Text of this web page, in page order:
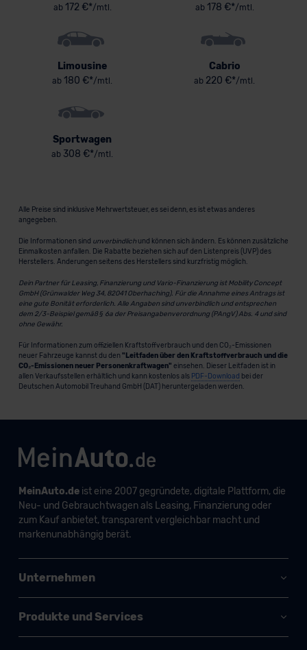
ab172 €*/mtl. ab178 €*/mtl.
Limousine
ab 180 €*/mtl.
Cabrio
ab 220 €*/mtl.
Sportwagen
ab 308 €*/mtl.
Alle Preise sind inklusive Mehrwertsteuer, es sei denn, es ist etwas anderes
angegeben.
Die Informationen sind unverbindlichund können sich ändern. Es können zusätzliche
Einmalkosten anfallen. Die Rabatte beziehen sich auf den Listenpreis (UVP) des
Herstellers. Änderungen seitens des Herstellers sind kurzfristig möglich.
Dein Partner für Leasing, Finanzierung und Vario-Finanzierung ist Mobility Concept
GmbH (Grünwalder Weg 34, 82041 Oberhaching). Für die Annahme eines Antrags ist
eine gute Bonität erforderlich. Alle Angaben sind unverbindlich und entsprechen
dem 2/3-Beispiel gemäß § 6a der Preisangabenverordnung (PAngV) Abs. 4 und sind
ohne Gewähr.
Für Informationen zum offiziellen Kraftstoffverbrauch und den CO₂-Emissionen
neuer Fahrzeuge kannst du den "Leitfaden über den Kraftstoffverbrauch und die
CO₂-Emissionen neuer Personenkraftwagen" einsehen. Dieser Leitfaden ist in
allen Verkaufsstellen erhältlich und kann kostenlos als PDF-Download bei der
Deutschen Automobil Treuhand GmbH (DAT) heruntergeladen werden.
MeinAuto.deist eine 2007 gegründete, digitale Plattform, die
Neu- und Gebrauchtwagen als Leasing, Finanzierung oder
zum Kauf anbietet, transparent vergleichbar macht und
markenunabhängig berät.
Unternehmen
Produkte und Services